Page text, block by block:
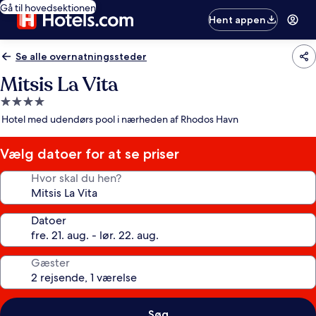
Gå til hovedsektionen
Hent appen
Se alle overnatningssteder
Mitsis La Vita
4.0-
stjernet
Hotel med udendørs pool i nærheden af Rhodos Havn
Vælg datoer for at se priser
Hvor skal du hen?
Datoer
Gæster